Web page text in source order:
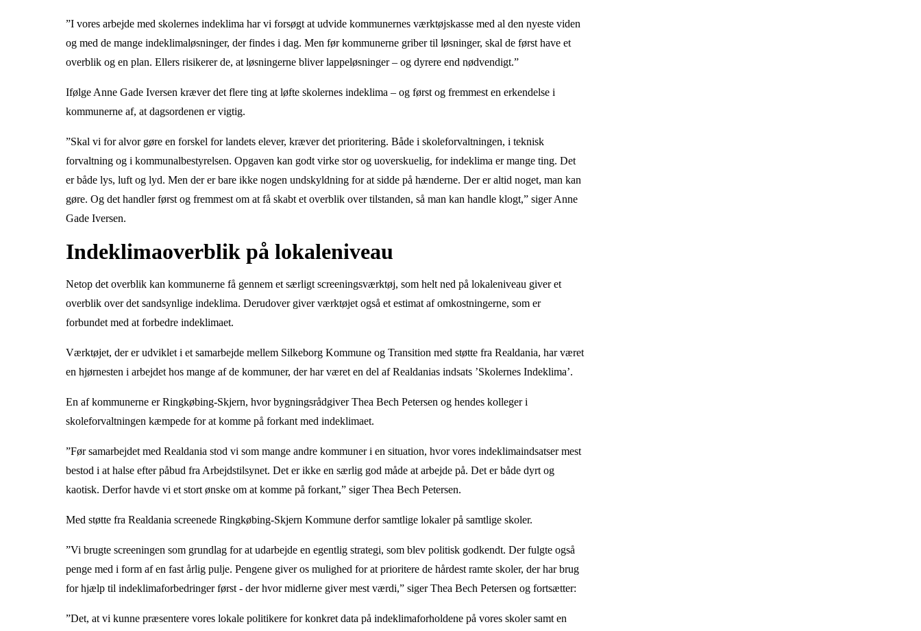
”I vores arbejde med skolernes indeklima har vi forsøgt at udvide kommunernes værktøjskasse med al den nyeste viden
og med de mange indeklimaløsninger, der findes i dag. Men før kommunerne griber til løsninger, skal de først have et
overblik og en plan. Ellers risikerer de, at løsningerne bliver lappeløsninger – og dyrere end nødvendigt.”
Ifølge Anne Gade Iversen kræver det flere ting at løfte skolernes indeklima – og først og fremmest en erkendelse i
kommunerne af, at dagsordenen er vigtig.
”Skal vi for alvor gøre en forskel for landets elever, kræver det prioritering. Både i skoleforvaltningen, i teknisk
forvaltning og i kommunalbestyrelsen. Opgaven kan godt virke stor og uoverskuelig, for indeklima er mange ting. Det
er både lys, luft og lyd. Men der er bare ikke nogen undskyldning for at sidde på hænderne. Der er altid noget, man kan
gøre. Og det handler først og fremmest om at få skabt et overblik over tilstanden, så man kan handle klogt,” siger Anne
Gade Iversen.
Indeklimaoverblik på lokaleniveau
Netop det overblik kan kommunerne få gennem et særligt screeningsværktøj, som helt ned på lokaleniveau giver et
overblik over det sandsynlige indeklima. Derudover giver værktøjet også et estimat af omkostningerne, som er
forbundet med at forbedre indeklimaet.
Værktøjet, der er udviklet i et samarbejde mellem Silkeborg Kommune og Transition med støtte fra Realdania, har været
en hjørnesten i arbejdet hos mange af de kommuner, der har været en del af Realdanias indsats ’Skolernes Indeklima’.
En af kommunerne er Ringkøbing-Skjern, hvor bygningsrådgiver Thea Bech Petersen og hendes kolleger i
skoleforvaltningen kæmpede for at komme på forkant med indeklimaet.
”Før samarbejdet med Realdania stod vi som mange andre kommuner i en situation, hvor vores indeklimaindsatser mest
bestod i at halse efter påbud fra Arbejdstilsynet. Det er ikke en særlig god måde at arbejde på. Det er både dyrt og
kaotisk. Derfor havde vi et stort ønske om at komme på forkant,” siger Thea Bech Petersen.
Med støtte fra Realdania screenede Ringkøbing-Skjern Kommune derfor samtlige lokaler på samtlige skoler.
”Vi brugte screeningen som grundlag for at udarbejde en egentlig strategi, som blev politisk godkendt. Der fulgte også
penge med i form af en fast årlig pulje. Pengene giver os mulighed for at prioritere de hårdest ramte skoler, der har brug
for hjælp til indeklimaforbedringer først - der hvor midlerne giver mest værdi,” siger Thea Bech Petersen og fortsætter:
”Det, at vi kunne præsentere vores lokale politikere for konkret data på indeklimaforholdene på vores skoler samt en